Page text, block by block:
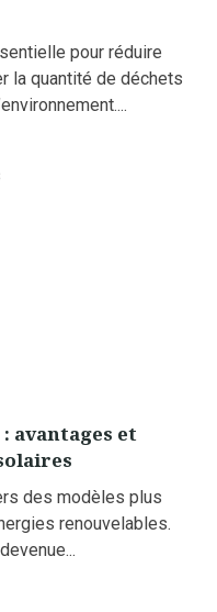
pour réduire
la quantité de déchets
avantages et
des modèles plus
renouvelables.